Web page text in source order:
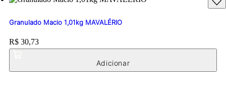
Granulado Macio 1,01kg MAVALÉRIO
Price:
R$ 30,73